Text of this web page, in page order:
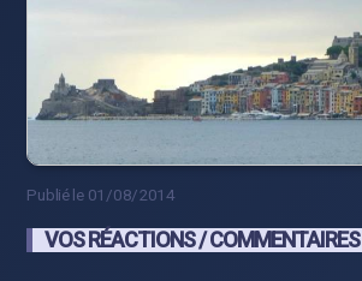
Publié le 01/08/2014
VOS RÉACTIONS / COMMENTAIRES